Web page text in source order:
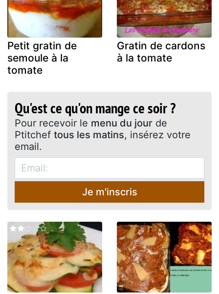
Petit gratin de
semoule à la
tomate
Gratin de cardons
à la tomate
Qu'est ce qu'on mange ce soir ?
Pour recevoir le menu du jour de
Ptitchef tous les matins, insérez votre
email.
Je m'inscris